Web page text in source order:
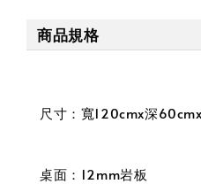
商品規格
尺寸：寬120cmx深
桌面：12mm岩板